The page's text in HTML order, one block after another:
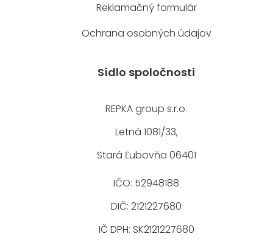
Reklamačný formulár
Ochrana osobných údajov
Sídlo spoločnosti
REPKA group s.r.o.
Letná 1081/33,
Stará Ľubovňa 06401
IČO: 52948188
DIČ: 2121227680
IČ DPH: SK2121227680